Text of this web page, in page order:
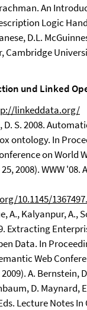
An
Logic
D.L.
Cambridge
und Linked
linkeddata.org/
D. S. 2008.
ontology. In
on World
2008). WWW '08.
10.1145/
A., Kalyanpur, A.,
Extracting
Data. In
Web
A. Bernstein,
D. Maynard,
Lecture Notes